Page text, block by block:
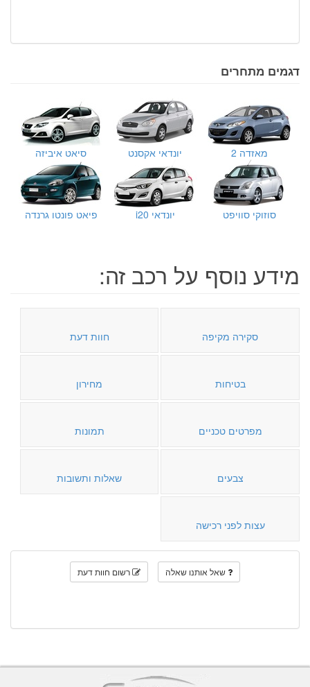
דגמים מתחרים
מאזדה 2 יונדאי אקסנט סיאט איביזה
סוזוקי סוויפט יונדאי i20 פיאט פונטו גרנדה
מידע נוסף על רכב זה:
סקירה מקיפה חוות דעת
בטיחות מחירון
מפרטים טכניים תמונות
צבעים שאלות ותשובות
עצות לפני רכישה
שאל אותנו שאלה רשום חוות דעת